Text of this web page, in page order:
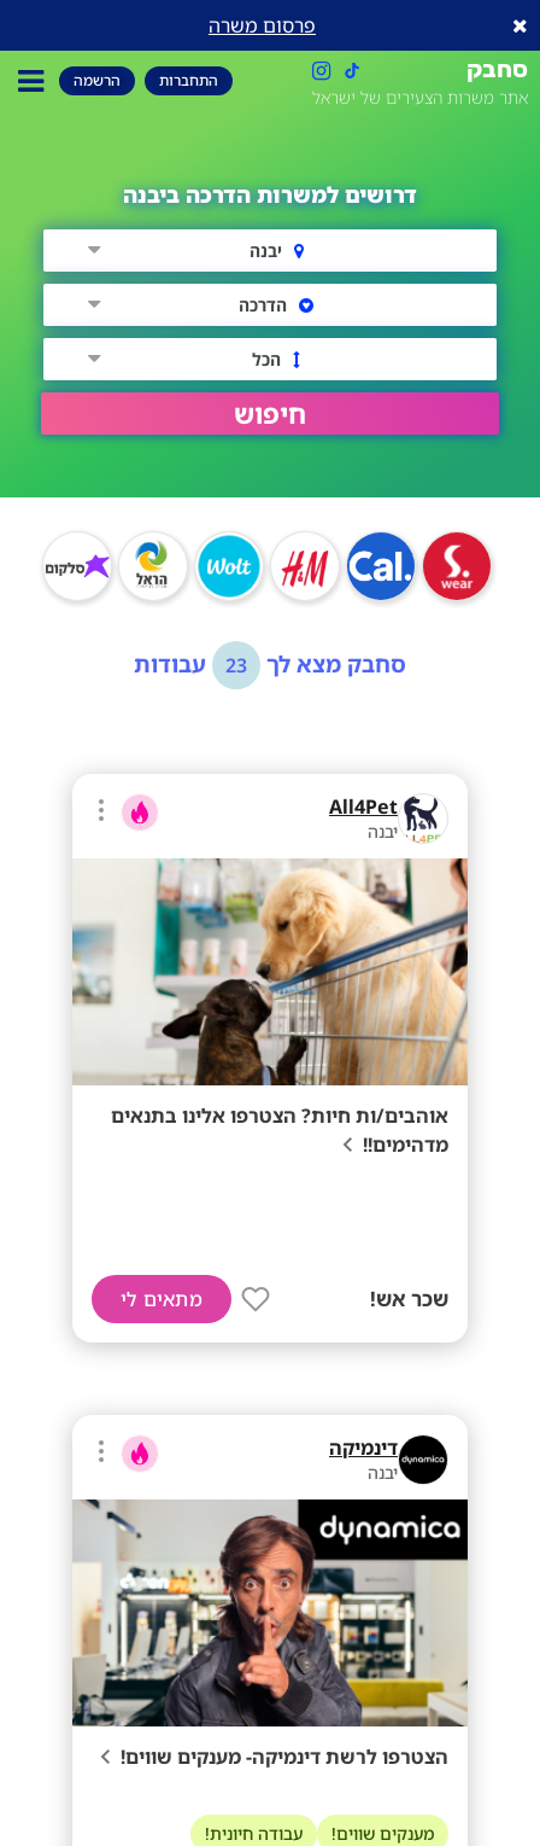
פרסום משרה
סחבק
אתר משרות הצעירים של ישראל
התחברות הרשמה
דרושים למשרות הדרכה ביבנה
יבנה
הדרכה
הכל
חיפוש
סחבק מצא לך 23 עבודות
All4Pet
יבנה
אוהבים/ות חיות? הצטרפו אלינו בתנאים
מדהימים!!
שכר אש! מתאים לי
דינמיקה
יבנה
הצטרפו לרשת דינמיקה- מענקים שווים!
מענקים שווים! עבודה חיונית!